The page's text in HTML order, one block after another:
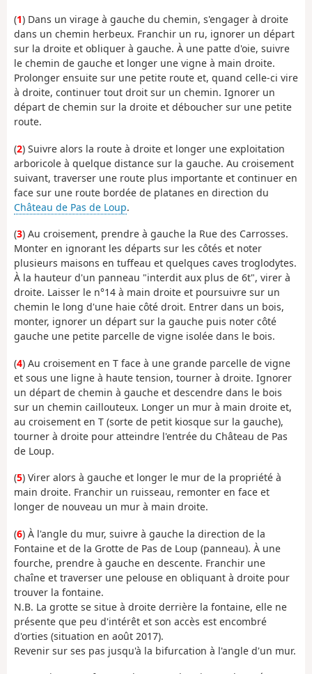
(1) Dans un virage à gauche du chemin, s'engager à droite
dans un chemin herbeux. Franchir un ru, ignorer un départ
sur la droite et obliquer à gauche. À une patte d'oie, suivre
le chemin de gauche et longer une vigne à main droite.
Prolonger ensuite sur une petite route et, quand celle-ci vire
à droite, continuer tout droit sur un chemin. Ignorer un
départ de chemin sur la droite et déboucher sur une petite
route.
(2) Suivre alors la route à droite et longer une exploitation
arboricole à quelque distance sur la gauche. Au croisement
suivant, traverser une route plus importante et continuer en
face sur une route bordée de platanes en direction du
Château de Pas de Loup.
(3) Au croisement, prendre à gauche la Rue des Carrosses.
Monter en ignorant les départs sur les côtés et noter
plusieurs maisons en tuffeau et quelques caves troglodytes.
À la hauteur d'un panneau "interdit aux plus de 6t", virer à
droite. Laisser le n°14 à main droite et poursuivre sur un
chemin le long d'une haie côté droit. Entrer dans un bois,
monter, ignorer un départ sur la gauche puis noter côté
gauche une petite parcelle de vigne isolée dans le bois.
(4) Au croisement en T face à une grande parcelle de vigne
et sous une ligne à haute tension, tourner à droite. Ignorer
un départ de chemin à gauche et descendre dans le bois
sur un chemin caillouteux. Longer un mur à main droite et,
au croisement en T (sorte de petit kiosque sur la gauche),
tourner à droite pour atteindre l'entrée du Château de Pas
de Loup.
(5) Virer alors à gauche et longer le mur de la propriété à
main droite. Franchir un ruisseau, remonter en face et
longer de nouveau un mur à main droite.
(6) À l'angle du mur, suivre à gauche la direction de la
Fontaine et de la Grotte de Pas de Loup (panneau). À une
fourche, prendre à gauche en descente. Franchir une
chaîne et traverser une pelouse en obliquant à droite pour
trouver la fontaine.
N.B. La grotte se situe à droite derrière la fontaine, elle ne
présente que peu d'intérêt et son accès est encombré
d'orties (situation en août 2017).
Revenir sur ses pas jusqu'à la bifurcation à l'angle d'un mur.